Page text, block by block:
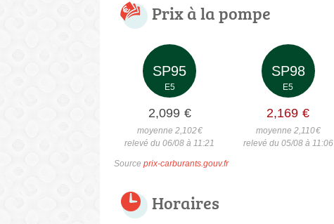
Prix à la pompe
SP95
E5
2,099 €
moyenne 2,102€
relevé du 06/08 à 11:21
SP98
E5
2,169 €
moyenne 2,110€
relevé du 05/08 à 11:06
Source prix-carburants.gouv.fr
Horaires